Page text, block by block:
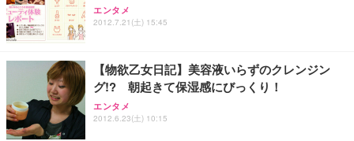
エンタメ
2012.7.21(土) 15:45
【物欲乙女日記】美容液いらずのクレンジン
グ!? 朝起きて保湿感にびっくり！
エンタメ
2012.6.23(土) 10:15